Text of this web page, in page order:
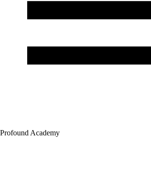
Profound Academy